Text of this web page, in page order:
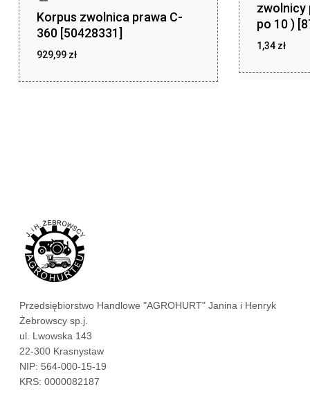
Korpus zwolnica prawa C-
360 [50428331]
929,99 zł
zwolnicy
po 10 )
1,34 zł
Przedsiębiorstwo Handlowe "AGROHURT" Janina i Henryk
Żebrowscy sp.j.
ul. Lwowska 143
22-300 Krasnystaw
NIP: 564-000-15-19
KRS: 0000082187